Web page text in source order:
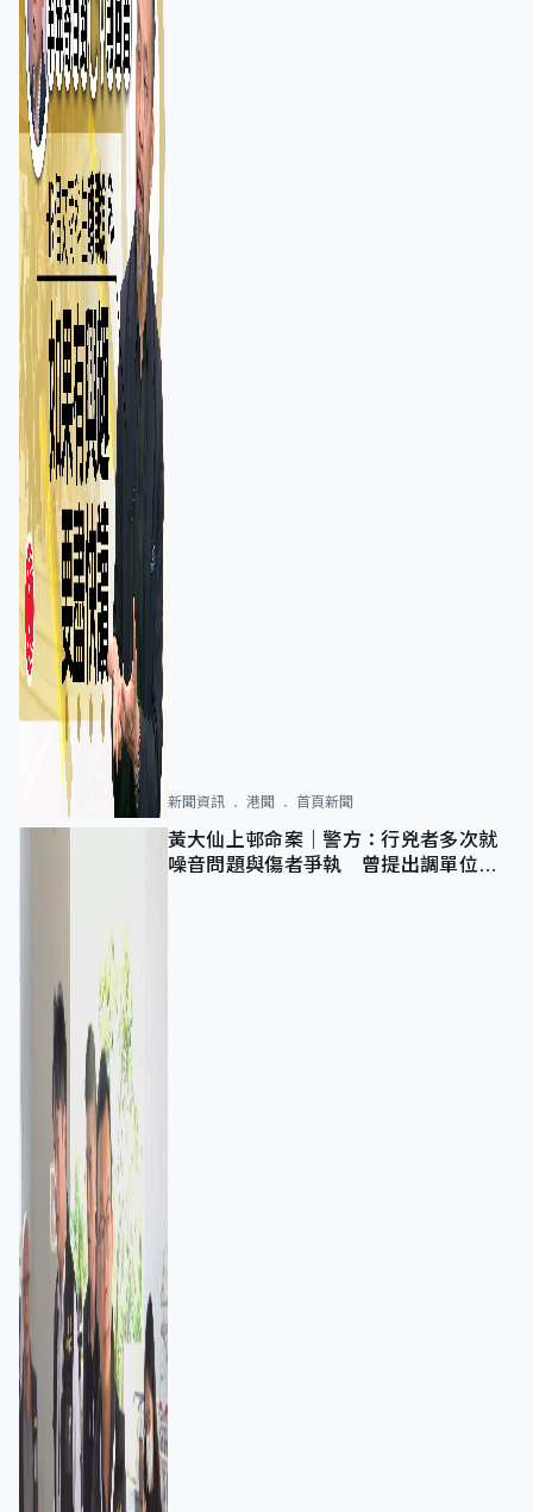
新聞資訊 港聞 首頁新聞
黃大仙上邨命案｜警方：行兇者多次就
噪音問題與傷者爭執 曾提出調單位已